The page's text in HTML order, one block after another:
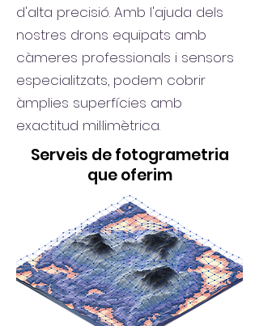
d'alta precisió. Amb l'ajuda dels
nostres drons equipats amb
càmeres professionals i sensors
especialitzats, podem cobrir
àmplies superfícies amb
exactitud mil·limètrica.
Serveis de fotogrametria
que oferim